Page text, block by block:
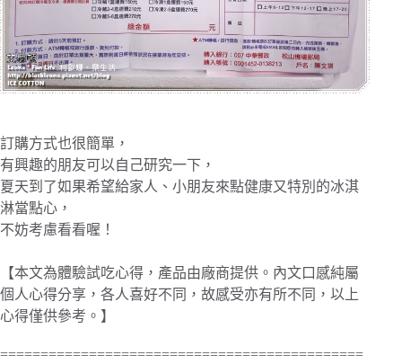
訂購方式也很簡單，
有興趣的朋友可以自己研究一下，
夏天到了如果希望給家人、小朋友來點健康又特別的冰淇
淋當點心，
不妨考慮看看喔！
【本文為體驗試吃心得，產品由廠商提供。內文口感純屬
個人心得分享，各人喜好不同，故感受亦有所不同，以上
心得僅供參考。】
=============================================